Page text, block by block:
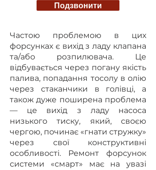
Подзвонити
Частою проблемою в цих
форсунках є вихід з ладу клапана
та/або розпилювача. Це
відбувається через погану якість
палива, попадання тосолу в олію
через стаканчики в голівці, а
також дуже поширена проблема
— це вихід з ладу насоса
низького тиску, який, своєю
чергою, починає «гнати стружку»
через свої конструктивні
особливості. Ремонт форсунок
системи «смарт» має на увазі